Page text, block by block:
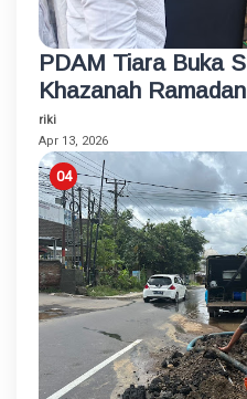
PDAM Tiara Buka
Khazanah
Goreng
riki
Apr 13, 2026